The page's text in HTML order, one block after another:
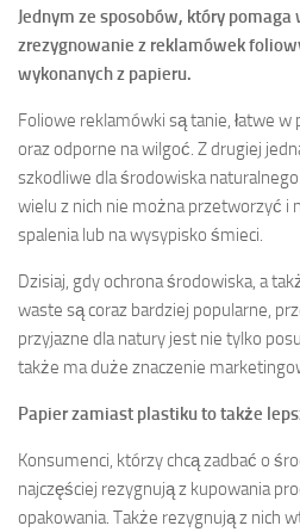
Jednym ze sposobów, który
zrezygnowanie z reklamówek
wykonanych z papieru.
Foliowe reklamówki są tanie, łatwe w
oraz odporne na wilgoć. Z drugiej
szkodliwe dla środowiska
wielu z nich nie można przetworzyć i
spalenia lub na wysypisko śmieci.
Dzisiaj, gdy ochrona środowiska, a
waste są coraz bardziej popularne,
przyjazne dla natury jest nie tylko
także ma duże znaczenie
Papier zamiast plastiku to także
Konsumenci, którzy chcą zadbać o
najczęściej rezygnują z kupowania
opakowania. Także rezygnują z nich